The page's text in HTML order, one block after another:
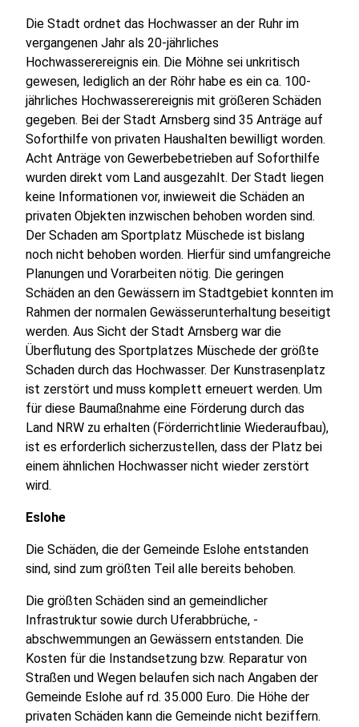
Die Stadt ordnet das Hochwasser an der Ruhr im
vergangenen Jahr als 20-jährliches
Hochwasserereignis ein. Die Möhne sei unkritisch
gewesen, lediglich an der Röhr habe es ein ca. 100-
jährliches Hochwasserereignis mit größeren Schäden
gegeben. Bei der Stadt Arnsberg sind 35 Anträge auf
Soforthilfe von privaten Haushalten bewilligt worden.
Acht Anträge von Gewerbebetrieben auf Soforthilfe
wurden direkt vom Land ausgezahlt. Der Stadt liegen
keine Informationen vor, inwieweit die Schäden an
privaten Objekten inzwischen behoben worden sind.
Der Schaden am Sportplatz Müschede ist bislang
noch nicht behoben worden. Hierfür sind umfangreiche
Planungen und Vorarbeiten nötig. Die geringen
Schäden an den Gewässern im Stadtgebiet konnten im
Rahmen der normalen Gewässerunterhaltung beseitigt
werden. Aus Sicht der Stadt Arnsberg war die
Überflutung des Sportplatzes Müschede der größte
Schaden durch das Hochwasser. Der Kunstrasenplatz
ist zerstört und muss komplett erneuert werden. Um
für diese Baumaßnahme eine Förderung durch das
Land NRW zu erhalten (Förderrichtlinie Wiederaufbau),
ist es erforderlich sicherzustellen, dass der Platz bei
einem ähnlichen Hochwasser nicht wieder zerstört
wird.
Eslohe
Die Schäden, die der Gemeinde Eslohe entstanden
sind, sind zum größten Teil alle bereits behoben.
Die größten Schäden sind an gemeindlicher
Infrastruktur sowie durch Uferabbrüche, -
abschwemmungen an Gewässern entstanden. Die
Kosten für die Instandsetzung bzw. Reparatur von
Straßen und Wegen belaufen sich nach Angaben der
Gemeinde Eslohe auf rd. 35.000 Euro. Die Höhe der
privaten Schäden kann die Gemeinde nicht beziffern.